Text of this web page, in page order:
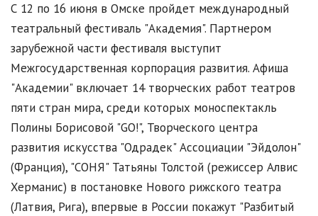
С 12 по 16 июня в Омске пройдет международный
театральный фестиваль "Академия". Партнером
зарубежной части фестиваля выступит
Межгосударственная корпорация развития. Афиша
"Академии" включает 14 творческих работ театров
пяти стран мира, среди которых моноспектакль
Полины Борисовой "GO!", Творческого центра
развития искусства "Одрадек" Ассоциации "Эйдолон"
(Франция), "СОНЯ" Татьяны Толстой (режиссер Алвис
Херманис) в постановке Нового рижского театра
(Латвия, Рига), впервые в России покажут "Разбитый